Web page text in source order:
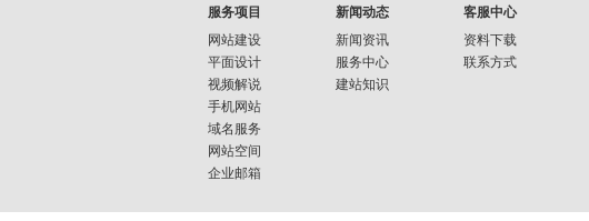
服务项目
网站建设
平面设计
视频解说
手机网站
域名服务
网站空间
企业邮箱
新闻动态
新闻资讯
服务中心
建站知识
客服中心
资料下载
联系方式